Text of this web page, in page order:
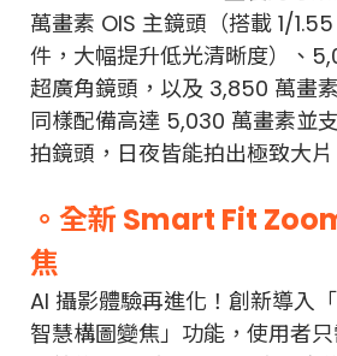
萬畫素 OIS 主鏡頭（搭載 1/
件，大幅提升低光清晰度）、
超廣角鏡頭，以及 3,850 萬畫
同樣配備高達 5,030 萬畫素並
拍鏡頭，日夜皆能拍出極致大片
。全新 Smart Fit
焦
AI 攝影體驗再進化！創新導入
智慧構圖變焦」功能，使用者